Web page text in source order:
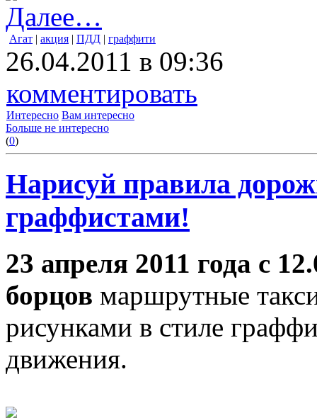
Далее…
Агат | акция | ПДД | граффити
26.04.2011 в 09:36
комментировать
Интересно Вам интересно
Больше не интересно
(0)
Нарисуй правила
граффистами!
23 апреля 2011 года с
борцов маршрутные
рисунками в стиле
движения.